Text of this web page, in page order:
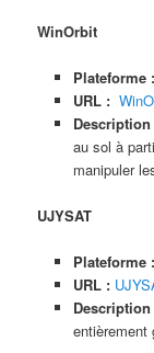
WinOrbit
Plateforme :
URL :
au sol à
manipuler
UJYSAT
Plateforme :
URL :
entièrement